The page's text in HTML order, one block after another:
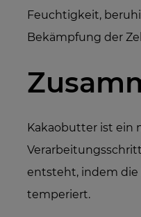
Feuchtigkeit,
Bekämpfung der
Kakaobutter ist ein
entsteht, indem die
temperiert.